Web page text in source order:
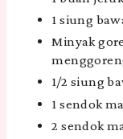
1 siung
Minyak
1/2 siung
1 sendok
2 sendok